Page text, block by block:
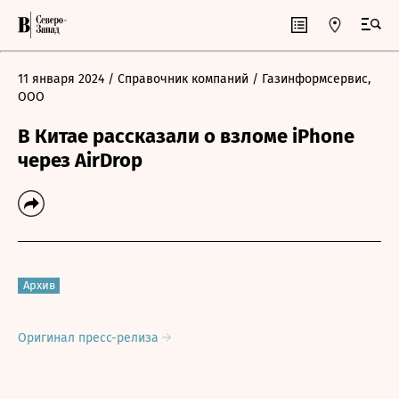
11 января 2024 / Справочник компаний / Газинформсервис,
ООО
В Китае рассказали о взломе iPhone
через AirDrop
Архив
Оригинал пресс-релиза